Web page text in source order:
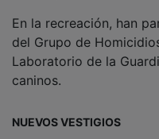
En la recreación, han
del Grupo de
Laboratorio de la
caninos.
NUEVOS VESTIGIOS